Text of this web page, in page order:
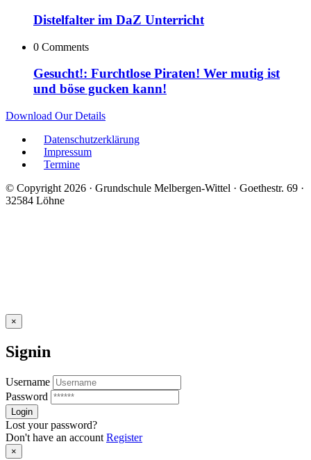
Distelfalter im DaZ Unterricht
0 Comments
Gesucht!: Furchtlose Piraten! Wer mutig ist
und böse gucken kann!
Download Our Details
Datenschutzerklärung
Impressum
Termine
© Copyright 2026 · Grundschule Melbergen-Wittel · Goethestr. 69 ·
32584 Löhne
×
Signin
Username
Password
Lost your password?
Don't have an account Register
×